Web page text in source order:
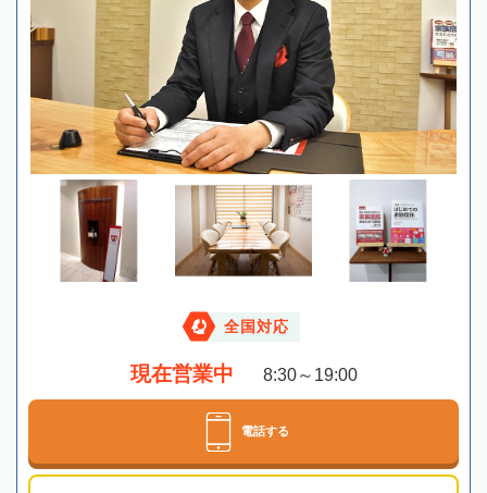
全国対応
現在営業中 8:30～19:00
電話する